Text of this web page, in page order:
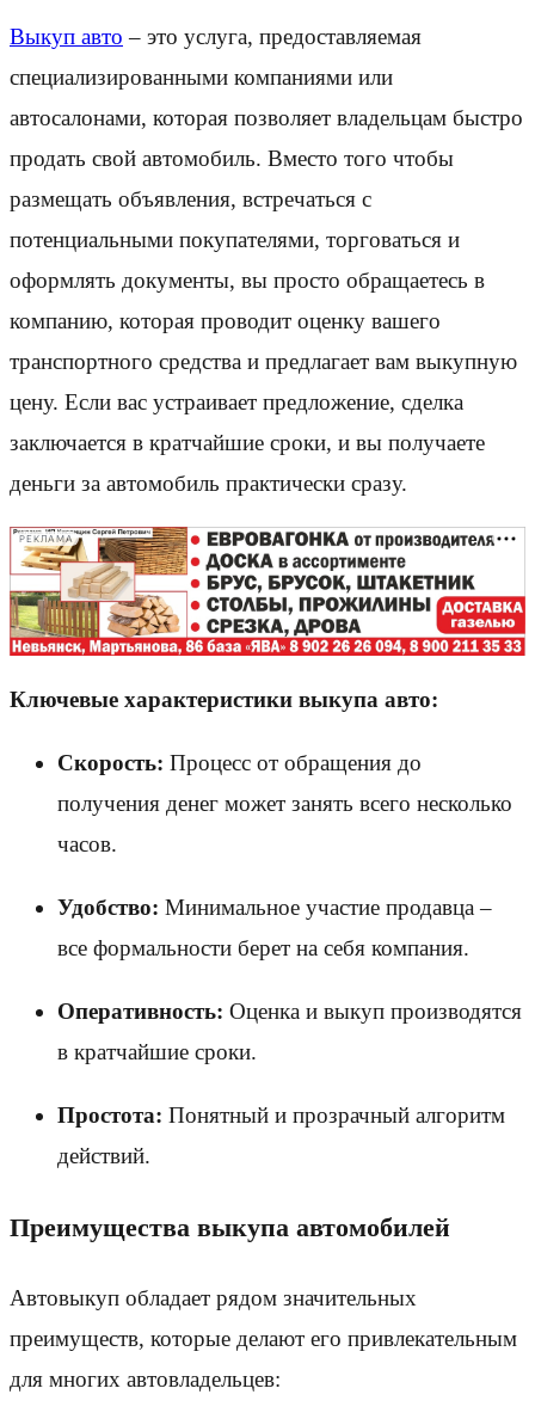
Выкуп авто – это услуга, предоставляемая
специализированными компаниями или
автосалонами, которая позволяет владельцам быстро
продать свой автомобиль. Вместо того чтобы
размещать объявления, встречаться с
потенциальными покупателями, торговаться и
оформлять документы, вы просто обращаетесь в
компанию, которая проводит оценку вашего
транспортного средства и предлагает вам выкупную
цену. Если вас устраивает предложение, сделка
заключается в кратчайшие сроки, и вы получаете
деньги за автомобиль практически сразу.
РЕКЛАМА
Ключевые характеристики выкупа авто:
Скорость: Процесс от обращения до
получения денег может занять всего несколько
часов.
Удобство: Минимальное участие продавца –
все формальности берет на себя компания.
Оперативность: Оценка и выкуп производятся
в кратчайшие сроки.
Простота: Понятный и прозрачный алгоритм
действий.
Преимущества выкупа автомобилей
Автовыкуп обладает рядом значительных
преимуществ, которые делают его привлекательным
для многих автовладельцев: